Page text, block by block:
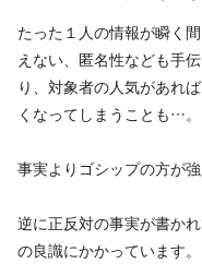
たった１人の情報が瞬く
えない、匿名性なども手
り、対象者の人気があれ
くなってしまうことも…。
事実よりゴシップの方が
逆に正反対の事実が書か
の良識にかかっています。